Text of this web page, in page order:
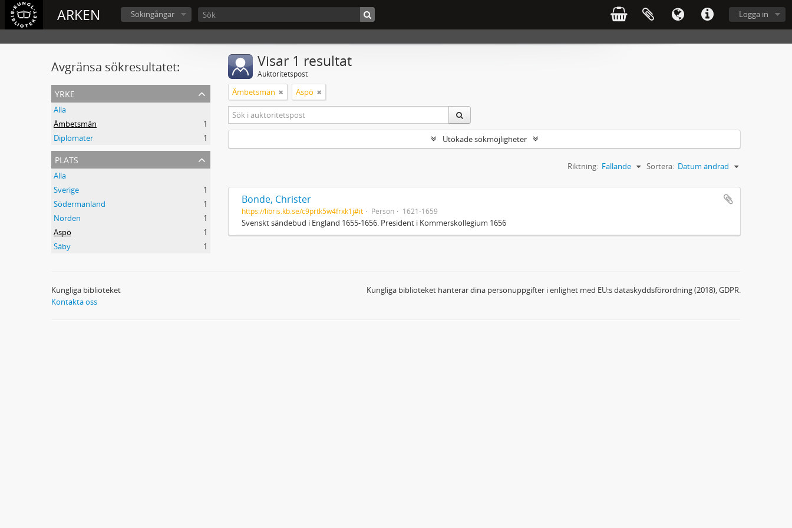
ARKEN Logga in
Sökingångar
Avgränsa sökresultatet:
yrke
Alla
Ämbetsmän
1
Diplomater
1
plats
Alla
Sverige
1
Södermanland
1
Norden
1
Aspö
1
Säby
1
Visar 1 resultat
Auktoritetspost
Ämbetsmän Aspö
Utökade sökmöjligheter
Sortera: Datum ändrad
Riktning: Fallande
Bonde, Christer
https://libris.kb.se/c9prtk5w4frxk1j#it Person 1621-1659
Svenskt sändebud i England 1655-1656. President i Kommerskollegium 1656
Kungliga biblioteket
Kontakta oss
Kungliga biblioteket hanterar dina personuppgifter i enlighet med EU:s dataskyddsförordning (2018), GDPR.